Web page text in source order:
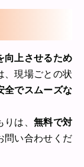
向上させるため
、現場ごとの状
全でスムーズな
は、 無料で対
問い合わせくだ